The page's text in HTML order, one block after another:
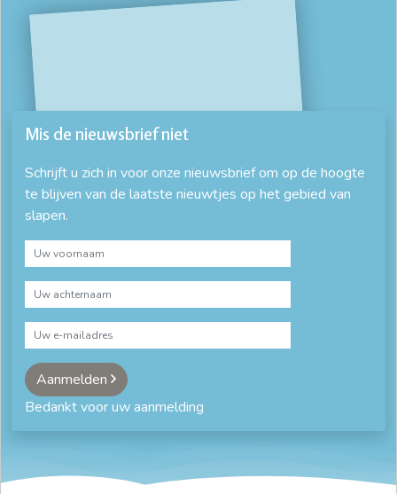
Mis de nieuwsbrief niet
Schrijft u zich in voor onze nieuwsbrief om op de hoogte
te blijven van de laatste nieuwtjes op het gebied van
slapen.
Aanmelden
Bedankt voor uw aanmelding